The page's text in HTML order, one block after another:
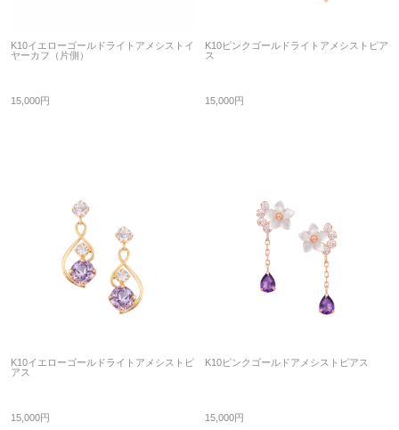
K10イエローゴールドライトアメシストイ
ヤーカフ（片側）
15,000円
K10ピンクゴールドライトアメシストピア
ス
15,000円
K10イエローゴールドライトアメシストピ
アス
15,000円
K10ピンクゴールドアメシストピアス
15,000円